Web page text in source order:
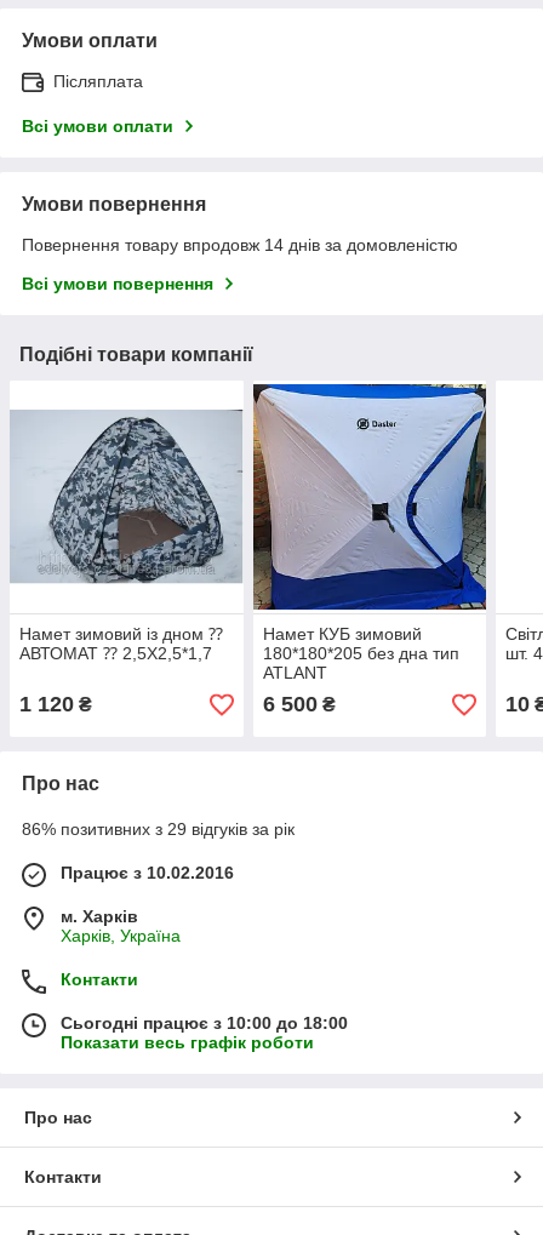
Умови оплати
Післяплата
Всі умови оплати
Умови повернення
Повернення товару впродовж 14 днів за домовленістю
Всі умови повернення
Подібні товари компанії
Намет зимовий із дном ⁇
АВТОМАТ ⁇ 2,5Х2,5*1,7
1 120 ₴
Намет КУБ зимовий
180*180*205 без дна тип
ATLANT
6 500₴
шт.
10
Про нас
86% позитивних з 29 відгуків за рік
Працює з 10.02.2016
м. Харків
Харків, Україна
Контакти
Сьогодні працює з 10:00 до 18:00
Показати весь графік роботи
Про нас
Контакти